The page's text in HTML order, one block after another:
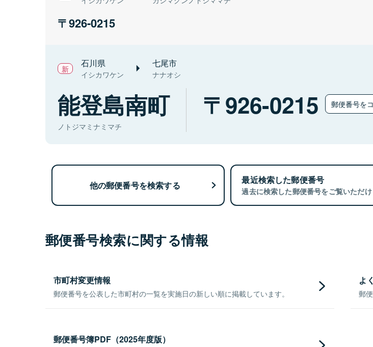
926-0215
石川県
イシカワケン
七尾市
ナナオシ
能登島南町
ノトジマミナミマチ
926-0215 郵便番号を
他の郵便番号を検索する 最近検索した郵便番号
過去に検索した郵便番号をご覧いただけ
郵便番号検索に関する情報
市町村変更情報
郵便番号を公表した市町村の一覧を実施日の新しい順に掲載しています。
よ
郵
郵便番号簿PDF（2025年度版）